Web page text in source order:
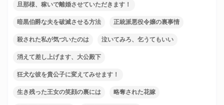
旦那様、稼いで離婚させていただきます！
暗黒伯爵な夫を破滅させる方法 正統派悪役令嬢の裏事情
殺された私が気づいたのは 泣いてみろ、乞うてもいい
消えて差し上げます、大公殿下
狂犬な彼を貴公子に変えてみせます！
生き残った王女の笑顔の裏には 略奪された花嫁